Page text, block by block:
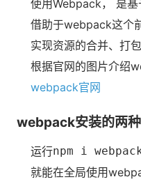
使用Webpack， 是基
借助于webpack这个
实现资源的合并、打
根据官网的图片介绍
webpack官网
webpack安装的两
运行npm i
就能在全局使用